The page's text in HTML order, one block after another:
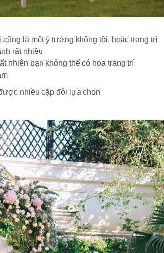
là một ý tưởng không tồi, hoặc trang trí
rất nhiều
nhiên bạn không thể có hoa trang trí
nhiều cặp đôi lựa chon